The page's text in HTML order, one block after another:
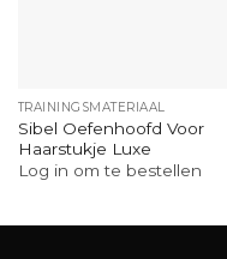
TRAININGSMATERIAAL
Sibel Oefenhoofd Voor
Haarstukje Luxe
Log in om te bestellen